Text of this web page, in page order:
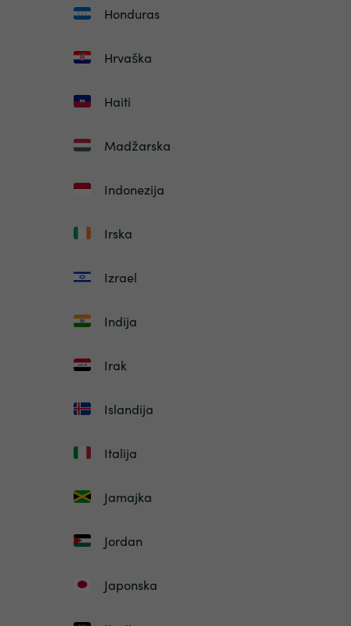
Honduras
Hrvaška
Haiti
Madžarska
Indonezija
Irska
Izrael
Indija
Irak
Islandija
Italija
Jamajka
Jordan
Japonska